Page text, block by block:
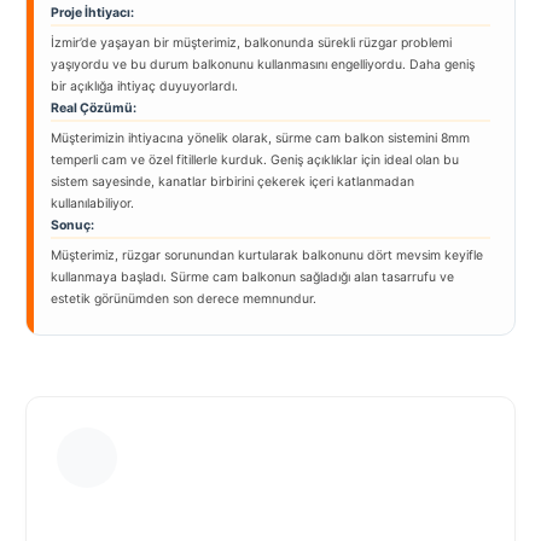
Proje İhtiyacı:
İzmir’de yaşayan bir müşterimiz, balkonunda sürekli rüzgar problemi
yaşıyordu ve bu durum balkonunu kullanmasını engelliyordu. Daha geniş
bir açıklığa ihtiyaç duyuyorlardı.
Real Çözümü:
Müşterimizin ihtiyacına yönelik olarak, sürme cam balkon sistemini 8mm
temperli cam ve özel fitillerle kurduk. Geniş açıklıklar için ideal olan bu
sistem sayesinde, kanatlar birbirini çekerek içeri katlanmadan
kullanılabiliyor.
Sonuç:
Müşterimiz, rüzgar sorunundan kurtularak balkonunu dört mevsim keyifle
kullanmaya başladı. Sürme cam balkonun sağladığı alan tasarrufu ve
estetik görünümden son derece memnundur.